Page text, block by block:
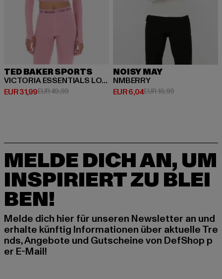
TED BAKER SPORTS
VICTORIA ESSENTIALS LONG SLEEVE TOP
EUR 31,99
Derzeitiger Preis: EUR 31,99
EUR 49,99Aktionspreis: EUR 49,99
NOISY MAY
NMBERRY
EUR 6,04
Derzeitiger Preis: EUR 6,04
EUR 10,99Aktionspreis:
MELDE DICH AN, UM
INSPIRIERT ZU BLEI
BEN!
Melde dich hier für unseren Newsletter an und
erhalte künftig Informationen über aktuelle Tre
nds, Angebote und Gutscheine von DefShop p
er E-Mail!